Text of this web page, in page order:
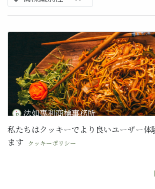
法如專利商標事務所
乃哥不錄了
唐從聖事件後，「 輸不起 」就與徐乃麟聯想在一
還將「 胃得勝 」、「 靈淨潔 」等藝人諧音名字
近日徐乃麟推出「 輸不起拌麵 」進軍副業市場。
上需要留意哪些地細節？ 首先，商標的主要功能
私たちはクッキーでより良いユーザー体
ます クッキーポリシー